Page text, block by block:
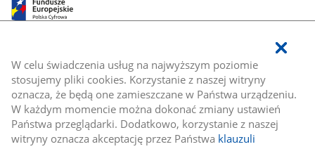
W celu świadczenia usług na najwyższym poziomie
stosujemy pliki cookies. Korzystanie z naszej witryny
oznacza, że będą one zamieszczane w Państwa urządzeniu.
W każdym momencie można dokonać zmiany ustawień
Państwa przeglądarki. Dodatkowo, korzystanie z naszej
witryny oznacza akceptację przez Państwa klauzuli